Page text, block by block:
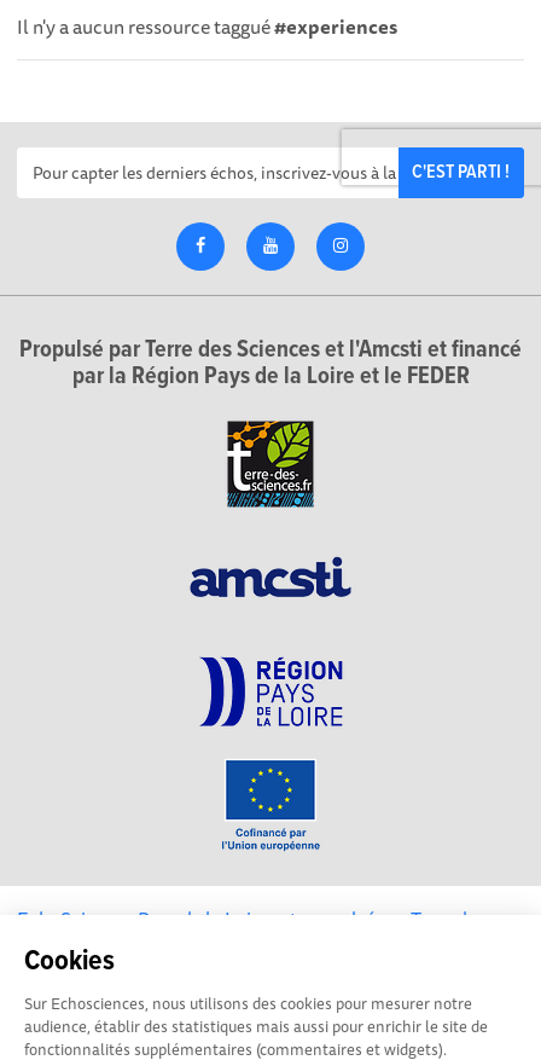
Cookies
Sur Echosciences, nous utilisons des cookies pour mesurer notre
audience, établir des statistiques mais aussi pour enrichir le site de
fonctionnalités supplémentaires (commentaires et widgets).
Il n'y a aucun ressource taggué#experiences
C'EST PARTI !
Propulsé par Terre des Sciences et l'Amcsti et financé
par la Région Pays de la Loire et le FEDER
EchoSciences Pays de la Loire est propulsé parTerre des
Sciences
Mentions légales|Politique de confidentialité|CGU
|Ligne éditoriale